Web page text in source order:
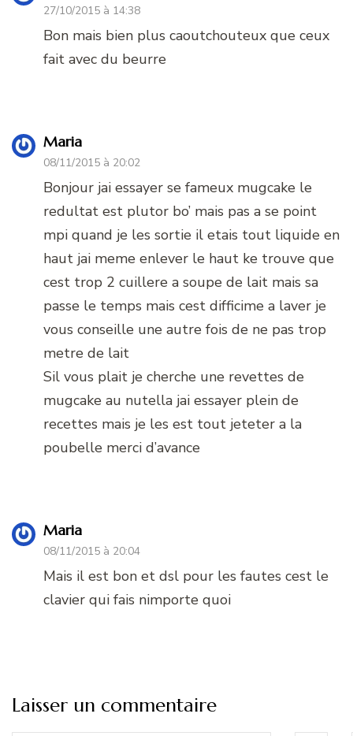
27/10/2015 à 14:38
Bon mais bien plus caoutchouteux que ceux
fait avec du beurre
Maria
08/11/2015 à 20:02
Bonjour jai essayer se fameux mugcake le
redultat est plutor bo’ mais pas a se point
mpi quand je les sortie il etais tout liquide en
haut jai meme enlever le haut ke trouve que
cest trop 2 cuillere a soupe de lait mais sa
passe le temps mais cest difficime a laver je
vous conseille une autre fois de ne pas trop
metre de lait
Sil vous plait je cherche une revettes de
mugcake au nutella jai essayer plein de
recettes mais je les est tout jeteter a la
poubelle merci d’avance
Maria
08/11/2015 à 20:04
Mais il est bon et dsl pour les fautes cest le
clavier qui fais nimporte quoi
Laisser un commentaire